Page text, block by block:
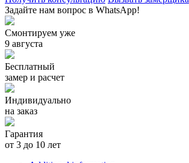
Задайте нам вопрос в WhatsApp!
Смонтируем уже
9 августа
Бесплатный
замер и расчет
Индивидуально
на заказ
Гарантия
от 3 до 10 лет